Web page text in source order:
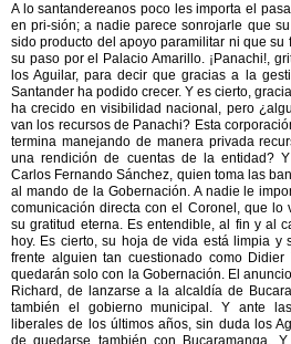
A lo santandereanos poco les importa el
en pri-sión; a nadie parece sonrojarle que
sido producto del apoyo paramilitar ni que su
su paso por el Palacio Amarillo. ¡Panachi!,
los Aguilar, para decir que gracias a la
Santander ha podido crecer. Y es cierto,
ha crecido en visibilidad nacional, pero
van los recursos de Panachi? Esta
termina manejando de manera privada
una rendición de cuentas de la entidad?
Carlos Fernando Sánchez, quien toma las
al mando de la Gobernación. A nadie le
comunicación directa con el Coronel, que lo
su gratitud eterna. Es entendible, al fin y al
hoy. Es cierto, su hoja de vida está limpia y
frente alguien tan cuestionado como
quedarán solo con la Gobernación. El
Richard, de lanzarse a la alcaldía de
también el gobierno municipal. Y ante las
liberales de los últimos años, sin duda los